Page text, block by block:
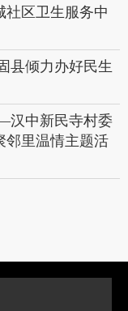
社区卫生服务中
县倾力办好民生
汉中新民寺村委
邻里温情主题活